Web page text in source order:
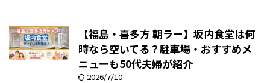
【福島・喜多方 朝ラー】坂内食堂は何
時なら空いてる？駐車場・おすすめメ
ニューも50代夫婦が紹介
2026/7/10